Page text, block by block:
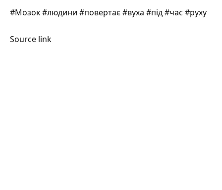
#Мозок #людини #повертає #вуха #під #час #руху
Source link